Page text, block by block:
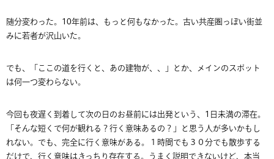
随分変わった。10年前は、もっと何もなかった。古い共産圏っぽい街並
みに若者が沢山いた。
でも、「ここの道を行くと、あの建物が、、」とか、メインのスポット
は何一つ変わらない。
今回も夜遅く到着して次の日のお昼前には出発という、1日未満の滞在。
「そんな短くで何が観れる？行く意味あるの？」と思う人が多いかもし
れない。でも、完全に行く意味がある。１時間でも３０分でも散歩する